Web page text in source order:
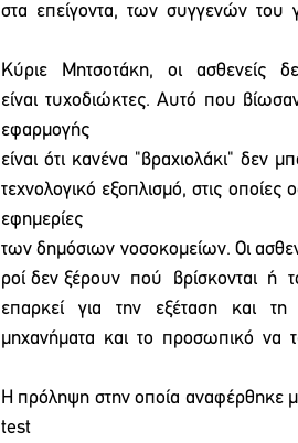
στα  επείγοντα,  των  συγγενών  του
Κύριε Μητσοτάκη, οι ασθενείς
είναι τυχοδιώκτες. Αυτό που
είναι ότι κανένα "βραχιολάκι" δεν
τεχνολογικό εξοπλισμό, στις οποίες
εφημερίες
των δημόσιων νοσοκομείων. Οι
ροί δεν ξέρουν  πού  βρίσκονται  ή
επαρκεί  για  την  εξέταση  και
μηχανήματα  και  το  προσωπικό  να
Η πρόληψη στην οποία αναφέρθηκε
test